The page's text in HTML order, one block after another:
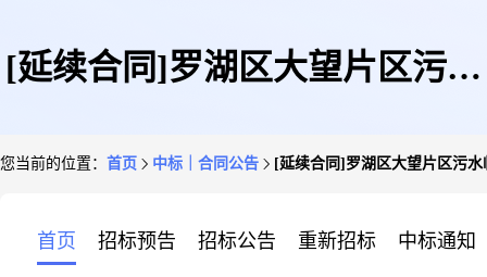
[延续合同]罗湖区大望片区污水
您当前的位置： 首页 中标｜合同公告 [延续合同]罗湖区大望片区污
首页 招标预告 招标公告 重新招标 中标通知